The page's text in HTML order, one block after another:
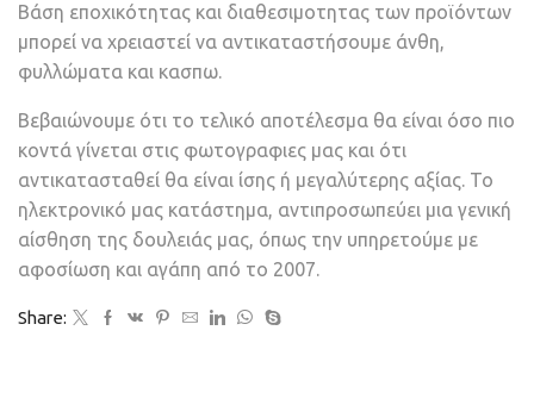
Βάση εποχικότητας και διαθεσιμοτητας των προϊόντων
μπορεί να χρειαστεί να αντικαταστήσουμε άνθη,
φυλλώματα και κασπω.
Βεβαιώνουμε ότι το τελικό αποτέλεσμα θα είναι όσο πιο
κοντά γίνεται στις φωτογραφιες μας και ότι
αντικατασταθεί θα είναι ίσης ή μεγαλύτερης αξίας. Το
ηλεκτρονικό μας κατάστημα, αντιπροσωπεύει μια γενική
αίσθηση της δουλειάς μας, όπως την υπηρετούμε με
αφοσίωση και αγάπη από το 2007.
Share: